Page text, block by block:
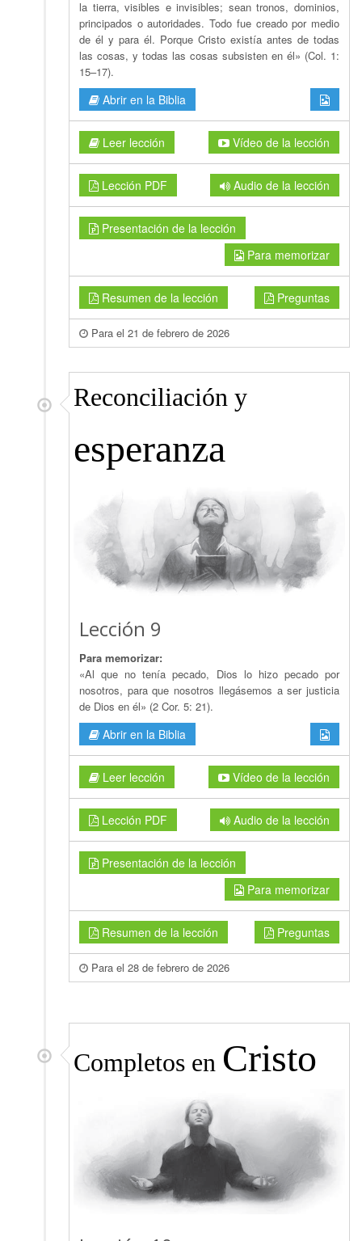
la tierra, visibles e invisibles; sean tronos, dominios,
principados o autoridades. Todo fue creado por medio
de él y para él. Porque Cristo existía antes de todas
las cosas, y todas las cosas subsisten en él» (Col. 1:
15–17).
Abrir en la Biblia
Leer lección Vídeo de la lección
Lección PDF Audio de la lección
Presentación de la lección
Para memorizar
Resumen de la lección Preguntas
Para el 21 de febrero de 2026
Reconciliación y
esperanza
Lección 9
Para memorizar:
«Al que no tenía pecado, Dios lo hizo pecado por
nosotros, para que nosotros llegásemos a ser justicia
de Dios en él» (2 Cor. 5: 21).
Abrir en la Biblia
Leer lección Vídeo de la lección
Lección PDF Audio de la lección
Presentación de la lección
Para memorizar
Resumen de la lección Preguntas
Para el 28 de febrero de 2026
Completos en Cristo